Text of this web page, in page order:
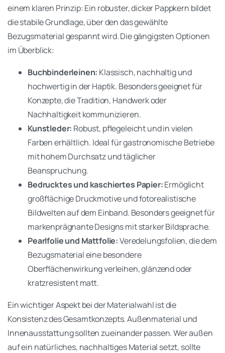
einem klaren Prinzip: Ein robuster, dicker Pappkern bildet
die stabile Grundlage, über den das gewählte
Bezugsmaterial gespannt wird. Die gängigsten Optionen
im Überblick:
Buchbinderleinen: Klassisch, nachhaltig und
hochwertig in der Haptik. Besonders geeignet für
Konzepte, die Tradition, Handwerk oder
Nachhaltigkeit kommunizieren.
Kunstleder: Robust, pflegeleicht und in vielen
Farben erhältlich. Ideal für gastronomische Betriebe
mit hohem Durchsatz und täglicher
Beanspruchung.
Bedrucktes und kaschiertes Papier:Ermöglicht
großflächige Druckmotive und fotorealistische
Bildwelten auf dem Einband. Besonders geeignet für
markenprägnante Designs mit starker Bildsprache.
Pearlfolie und Mattfolie:Veredelungsfolien, die dem
Bezugsmaterial eine besondere
Oberflächenwirkung verleihen, glänzend oder
kratzresistent matt.
Ein wichtiger Aspekt bei der Materialwahl ist die
Konsistenz des Gesamtkonzepts. Außenmaterial und
Innenausstattung sollten zueinander passen. Wer außen
auf ein natürliches, nachhaltiges Material setzt, sollte